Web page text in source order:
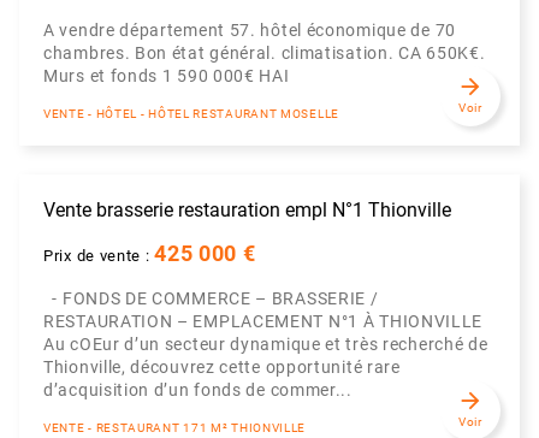
A vendre département 57. hôtel économique de 70
chambres. Bon état général. climatisation. CA 650K€.
Murs et fonds 1 590 000€ HAI
VENTE - HÔTEL - HÔTEL RESTAURANT MOSELLE
arrow_forward
Voir
Vente brasserie restauration empl N°1 Thionville
Prix de vente :425 000 €
- FONDS DE COMMERCE – BRASSERIE /
RESTAURATION – EMPLACEMENT N°1 À THIONVILLE
Au cOEur d’un secteur dynamique et très recherché de
Thionville, découvrez cette opportunité rare
d’acquisition d’un fonds de commer...
VENTE - RESTAURANT 171 M² THIONVILLE
arrow_forward
Voir